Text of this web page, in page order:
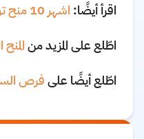
اقرأ أيضًا: اشهر 10 منح تركية
اطّلع على المزيد من
اطّلع أيضًا علىفرص